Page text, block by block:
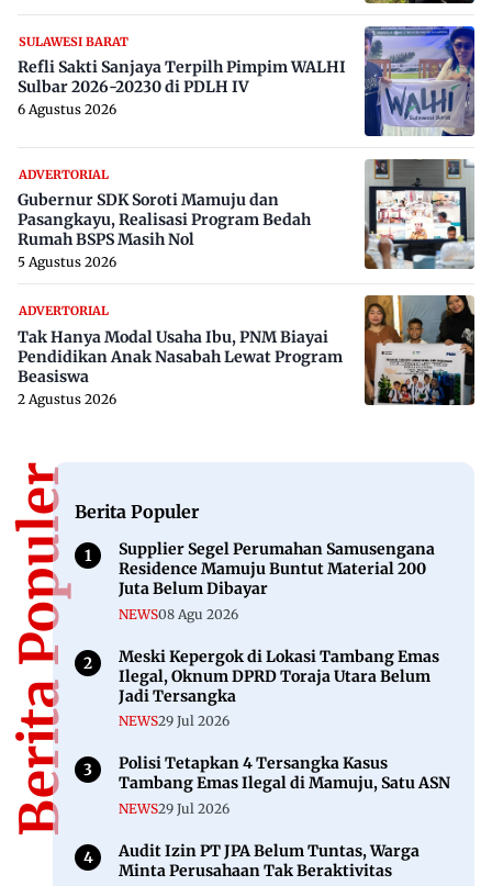
SULAWESI BARAT
Refli Sakti Sanjaya Terpilh Pimpim WALHI
Sulbar 2026-20230 di PDLH IV
6 Agustus 2026
ADVERTORIAL
Gubernur SDK Soroti Mamuju dan
Pasangkayu, Realisasi Program Bedah
Rumah BSPS Masih Nol
5 Agustus 2026
ADVERTORIAL
Tak Hanya Modal Usaha Ibu, PNM Biayai
Pendidikan Anak Nasabah Lewat Program
Beasiswa
2 Agustus 2026
Berita PopulerBerita Populer
Supplier Segel Perumahan Samusengana
Residence Mamuju Buntut Material 200
Juta Belum Dibayar
NEWS08 Agu 2026
Meski Kepergok di Lokasi Tambang Emas
Ilegal, Oknum DPRD Toraja Utara Belum
Jadi Tersangka
NEWS29 Jul 2026
Polisi Tetapkan 4 Tersangka Kasus
Tambang Emas Ilegal di Mamuju, Satu ASN
NEWS29 Jul 2026
Audit Izin PT JPA Belum Tuntas, Warga
Minta Perusahaan Tak Beraktivitas